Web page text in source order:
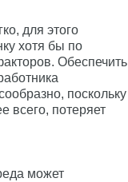
для этого
хотя бы по
Обеспечить
поскольку
всего, потеряет
может